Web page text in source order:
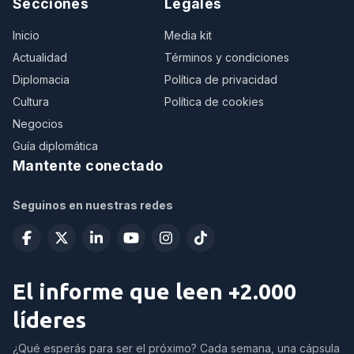
Inicio
Actualidad
Diplomacia
Cultura
Negocios
Guía diplomática
Media kit
Términos y condiciones
Política de privacidad
Política de cookies
Mantente conectado
Seguinos en nuestras redes
El informe que leen +2.000
líderes
¿Qué esperás para ser el próximo? Cada semana, una cápsula